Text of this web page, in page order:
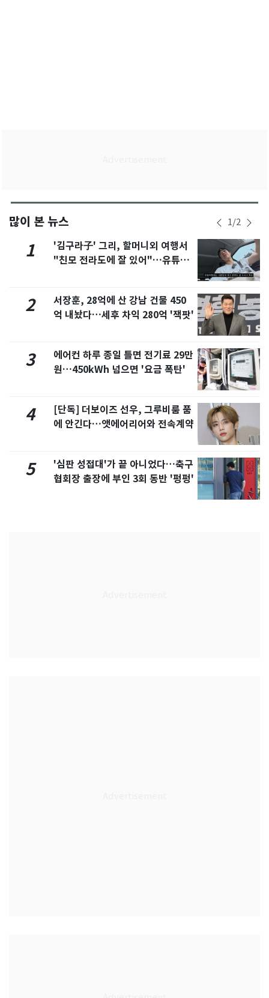
많이 본 뉴스 1/2
1
'김구라子' 그리, 할머니외 여행서
"친모 전라도에 잘 있어"…유튜브
2
서장훈, 28억에 산 강남 건물 450
억 내놨다…세후 차익 280억 '잭팟'
3
에어컨 하루 종일 틀면 전기료 29만
원…450kWh 넘으면 '요금 폭탄'
4
[단독] 더보이즈 선우, 그루비룸 품
에 안긴다…앳에어리어와 전속계약
5
'심판 성접대'가 끝 아니었다…축구
협회장 출장에 부인 3회 동반 '펑펑'